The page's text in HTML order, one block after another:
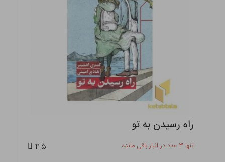
راه رسیدن به تو
تنها ۳ عدد در انبار باقی مانده ۴.۵